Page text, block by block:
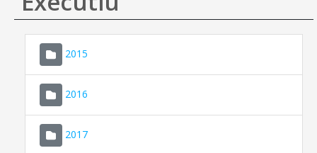
Ajuda
2015
2016
2017